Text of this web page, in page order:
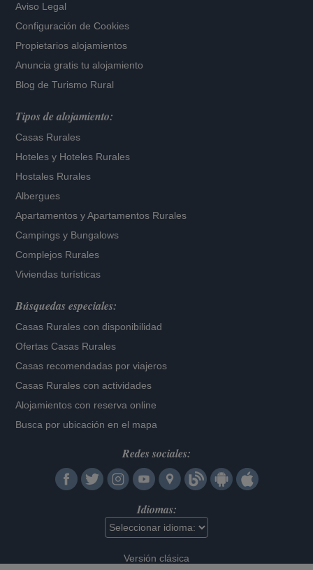
Aviso Legal
Configuración de Cookies
Propietarios alojamientos
Anuncia gratis tu alojamiento
Blog de Turismo Rural
Tipos de alojamiento:
Casas Rurales
Hoteles y Hoteles Rurales
Hostales Rurales
Albergues
Apartamentos yApartamentos Rurales
Campings y Bungalows
Complejos Rurales
Viviendas turísticas
Búsquedas especiales:
Casas Rurales con disponibilidad
Ofertas Casas Rurales
Casas recomendadas por viajeros
Casas Rurales con actividades
Alojamientos con reserva online
Busca por ubicación en el mapa
Redes sociales:
Idiomas:
Versión clásica